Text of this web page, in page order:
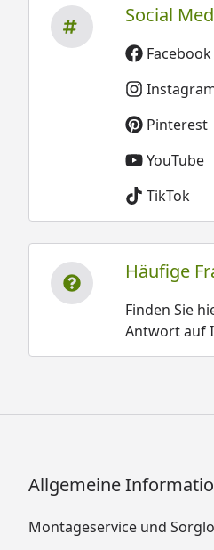
Social
Facebook
Pinterest
YouTube
TikTok
Häufige
Finden Sie
Antwort auf
Allgemeine
Montageservice und